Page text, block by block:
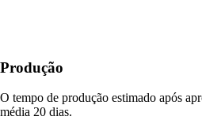
Produção
O tempo de produção estimado após
média 20 dias.